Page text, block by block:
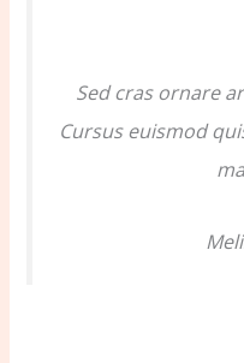
Sed cras ornare
Cursus euismod